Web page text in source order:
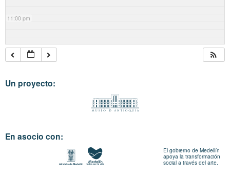
11:00 pm
Un proyecto:
En asocio con:
El gobierno de Medellín
apoya la transformación
social a través del arte.